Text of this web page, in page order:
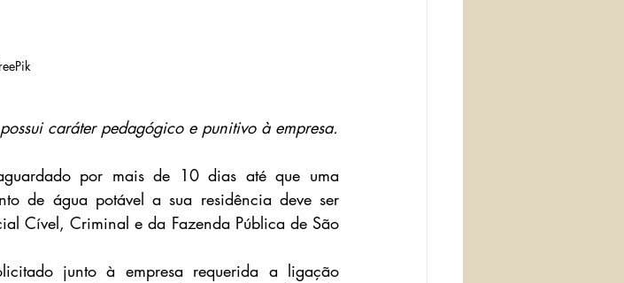
caráter pedagógico e punitivo à empresa.
por mais de 10 dias até que uma
de água potável a sua residência deve ser
Cível, Criminal e da Fazenda Pública de São
junto à empresa requerida a ligação